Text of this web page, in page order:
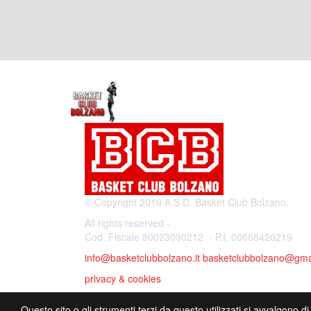
© Copyright 2019 A.S.D. Basket Club Bolzano.
All rights reserved -
Cod. Fiscale 80023090212 - P.I. 00668420219
info@basketclubbolzano.it
privacy & cookies